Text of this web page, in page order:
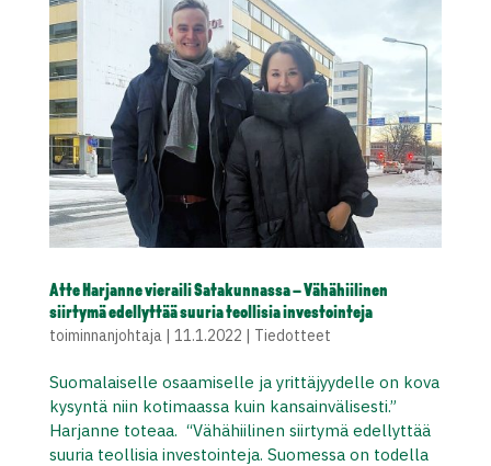
Atte Harjanne vieraili Satakunnassa – Vähähiilinen
siirtymä edellyttää suuria teollisia investointeja
toiminnanjohtaja| 11.1.2022 | Tiedotteet
Suomalaiselle osaamiselle ja yrittäjyydelle on kova
kysyntä niin kotimaassa kuin kansainvälisesti.”
Harjanne toteaa. “Vähähiilinen siirtymä edellyttää
suuria teollisia investointeja. Suomessa on todella